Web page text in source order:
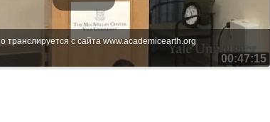
00:47:15
транслируется с сайта www.academicearth.org